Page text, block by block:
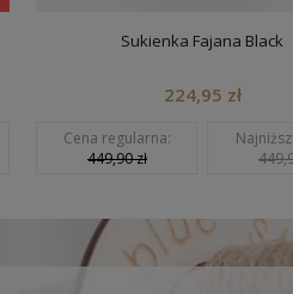
Sukienka Fajana Black
224,95 zł
Cena regularna:
449,90 zł